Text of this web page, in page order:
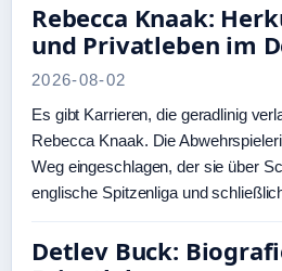
Rebecca Knaak:
und Privatleben im
2026-08-02
Es gibt Karrieren, die geradlinig
Rebecca Knaak. Die
Weg eingeschlagen, der sie über
englische Spitzenliga und
Detlev Buck: